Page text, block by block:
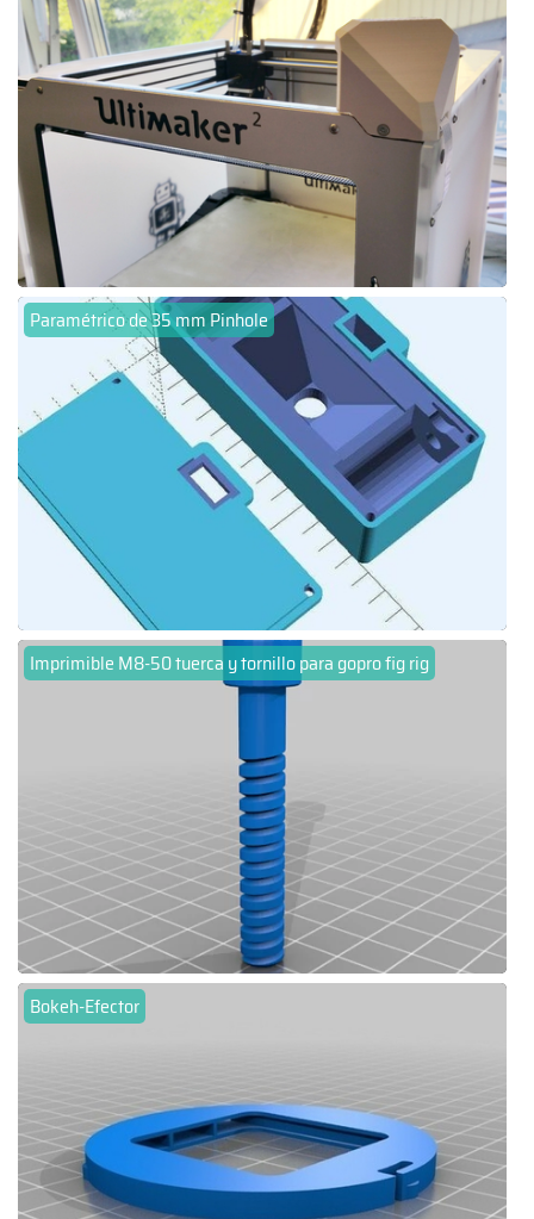
Paramétrico de 35 mm Pinhole
Imprimible M8-50 tuerca y tornillo para gopro fig rig
Bokeh-Efector